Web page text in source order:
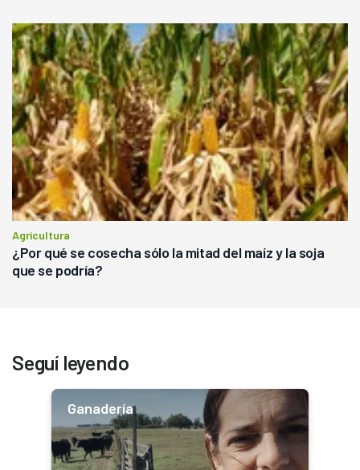
Agricultura
¿Por qué se cosecha sólo la mitad del maíz y la soja
que se podría?
Seguí leyendo
Ganadería